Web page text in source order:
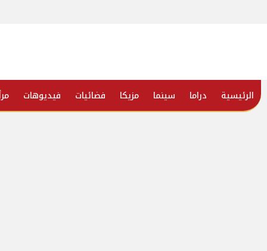
الرئيسية دراما سينما مزيكا فضائيات فيديوهات